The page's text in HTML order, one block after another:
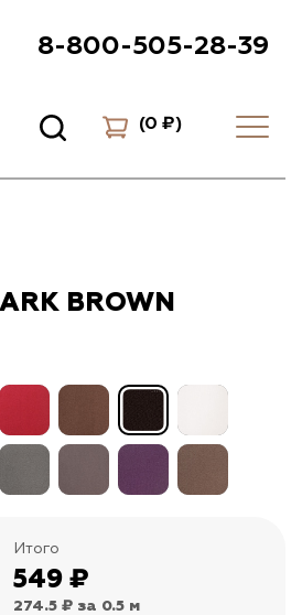
8-800-505-28-39
(0 ₽)
BROWN
Итого
549 ₽
274.5 ₽ за 0.5 м